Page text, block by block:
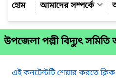
আমাদের সম্পর্কে
উপজেলা পল্লী বিদ্যুৎ
এই কনটেন্টটি শেয়ার করতে